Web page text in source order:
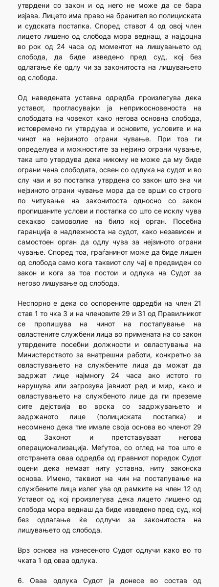
утврдени со закон и од него не може да се бара
изјава. Лицето има право на бранител во полициската
и судската постапка. Според ставот 4 од овој член
лицето лишено од слобода мора веднаш, а најдоцна
во рок од 24 часа од моментот на лишувањето од
слобода, да биде изведено пред суд, кој без
одлагање ќе одлу чи за законитоста на лишувањето
од слобода.
Од наведената уставна одредба произлегува дека
уставот, прогласувајки ја неприкосновеноста на
слободата на човекот како негова основна слобода,
истовремено ги утврдува и основите, условите и на
чинот на нејзиното ограни чување. При тоа ги
определува и можностите за нејзино ограни чување,
така што утврдува дека никому не може да му биде
ограни чена слободата, освен со одлука на судот и во
слу чаи и во постапка утврдена со закон што зна чи
нејзиното ограни чување мора да се врши со строго
по читување на законитоста односно со закон
пропишаните услови и постапка со што се исклу чува
секакво самоволие на било кој орган. Посебна
гаранција е надлежноста на судот, како независен и
самостоен орган да одлу чува за нејзиното ограни
чување. Според тоа, граѓанинот може да биде лишен
од слобода само кога таквиот слу чај е предвиден со
закон и кога за тоа постои и одлука на Судот за
негово лишување од слобода.
Неспорно е дека со оспорените одредби на член 21
став 1 то чка 3 и на членовите 29 и 31 од Правилникот
се пропишува на чинот на постапување на
овластените службени лица во примената на со закон
утврдените посебни должности и овластувања на
Министерството за внатрешни работи, конкретно за
овластувањето на службените лица да можат да
задржат лице најмногу 24 часа ако истото го
нарушува или загрозува јавниот ред и мир, како и
овластувањето на службеното лице да ги преземе
сите дејствија во врска со задржувањето и
задржаното лице (полициската постапка) и
несомнено дека тие имале своја основа во членот 29
од Законот и претставуваат негова
операционализација. Меѓутоа, со оглед на тоа што е
отстранета оваа одредба од правниот поредок Судот
оцени дека немаат ниту уставна, ниту законска
основа. Имено, таквиот на чин на постапување на
службените лица излег ува од рамките на член 12 од
Уставот од кој произлегува дека лицето лишено од
слобода мора веднаш да биде изведено пред суд, кој
без одлагање ќе одлучи за законитоста на
лишувањето од слобода.
Врз основа на изнесеното Судот одлучи како во то
чката 1 од оваа одлука.
6. Оваа одлука Судот ја донесе во состав од